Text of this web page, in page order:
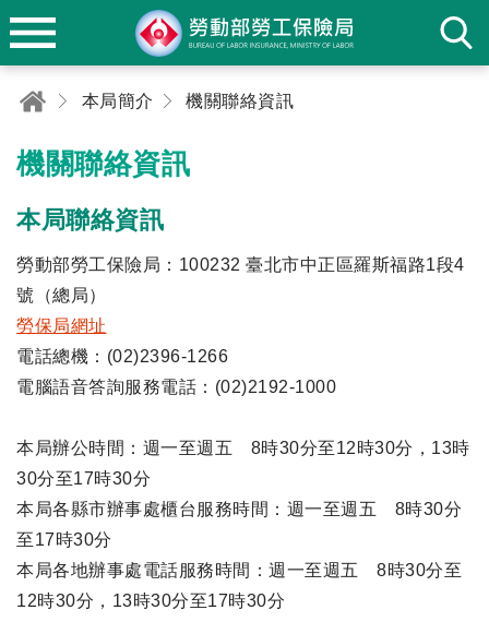
本局簡介 機關聯絡資訊
機關聯絡資訊
本局聯絡資訊
勞動部勞工保險局：100232 臺北市中正區羅斯福路1段4
號（總局）
勞保局網址
電話總機：(02)2396-1266
電腦語音答詢服務電話：(02)2192-1000
本局辦公時間：週一至週五 8時30分至12時30分，13時
30分至17時30分
本局各縣市辦事處櫃台服務時間：週一至週五 8時30分
至17時30分
本局各地辦事處電話服務時間：週一至週五 8時30分至
12時30分，13時30分至17時30分